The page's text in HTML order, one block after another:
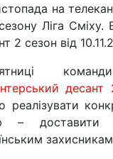
на
Ліга
2 сезон від
десант
реалізувати
– доставити